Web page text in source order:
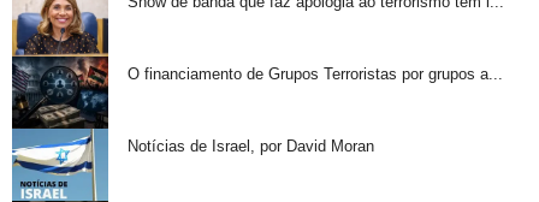
O financiamento de Grupos Terroristas por grupos a...
Notícias de Israel, por David Moran